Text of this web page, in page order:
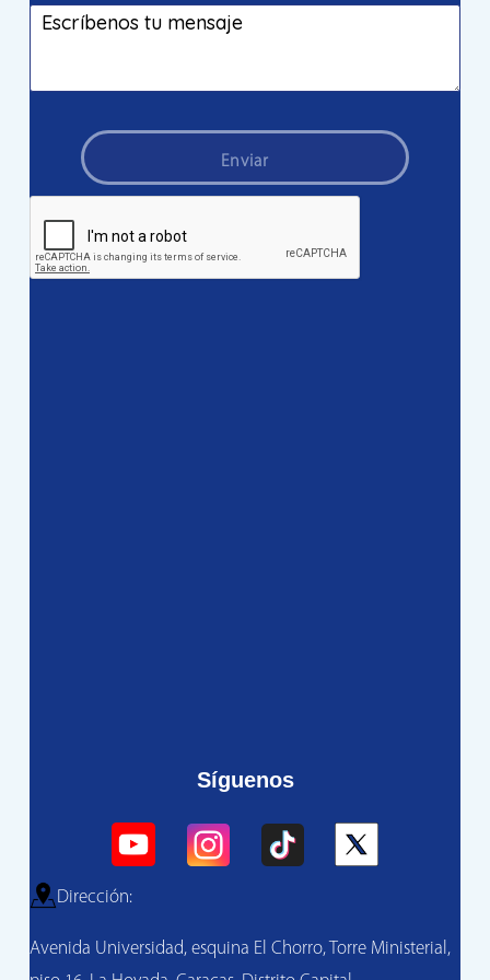
Enviar
Síguenos
Dirección:
Avenida Universidad, esquina El Chorro, Torre Ministerial,